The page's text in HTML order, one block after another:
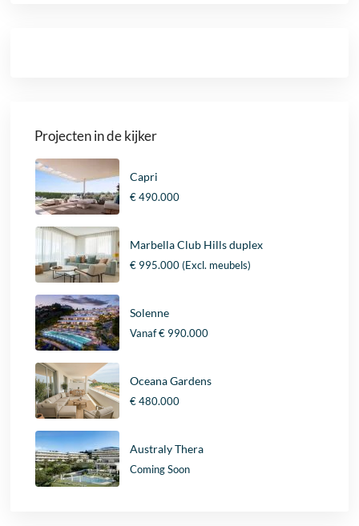
Projecten in de kijker
Capri
€ 490.000
Marbella Club Hills duplex
€ 995.000(Excl. meubels)
Solenne
Vanaf€ 990.000
Oceana Gardens
€ 480.000
Australy Thera
Coming Soon